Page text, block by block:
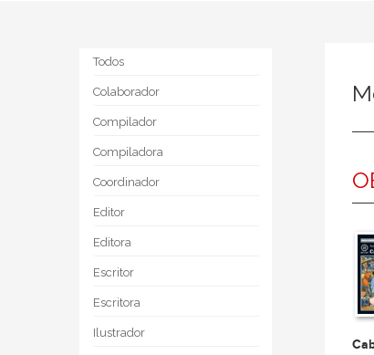
Todos
Colaborador
Compilador
Compiladora
Coordinador
Editor
Editora
Escritor
Escritora
Ilustrador